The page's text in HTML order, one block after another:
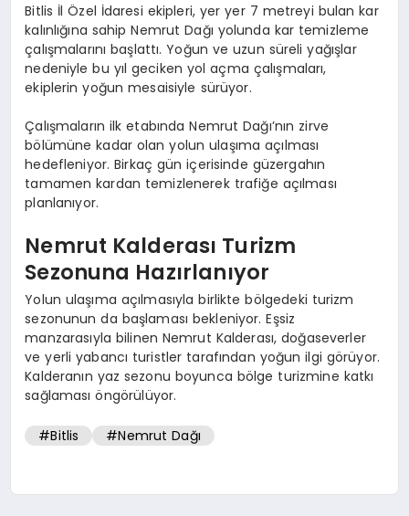
YAŞAM
Bitlis İl Özel İdaresi ekipleri, yer yer 7 metreyi bulan kar
kalınlığına sahip Nemrut Dağı yolunda kar temizleme
çalışmalarını başlattı. Yoğun ve uzun süreli yağışlar
nedeniyle bu yıl geciken yol açma çalışmaları,
ekiplerin yoğun mesaisiyle sürüyor.
Çalışmaların ilk etabında Nemrut Dağı’nın zirve
bölümüne kadar olan yolun ulaşıma açılması
hedefleniyor. Birkaç gün içerisinde güzergahın
tamamen kardan temizlenerek trafiğe açılması
planlanıyor.
Nemrut Kalderası Turizm
Sezonuna Hazırlanıyor
Yolun ulaşıma açılmasıyla birlikte bölgedeki turizm
sezonunun da başlaması bekleniyor. Eşsiz
manzarasıyla bilinen Nemrut Kalderası, doğaseverler
ve yerli yabancı turistler tarafından yoğun ilgi görüyor.
Kalderanın yaz sezonu boyunca bölge turizmine katkı
sağlaması öngörülüyor.
#Bitlis #Nemrut Dağı